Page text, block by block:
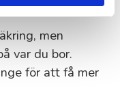
men
var du bor.
för att få mer